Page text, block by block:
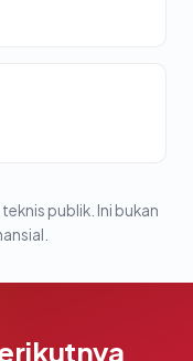
publik. Ini bukan